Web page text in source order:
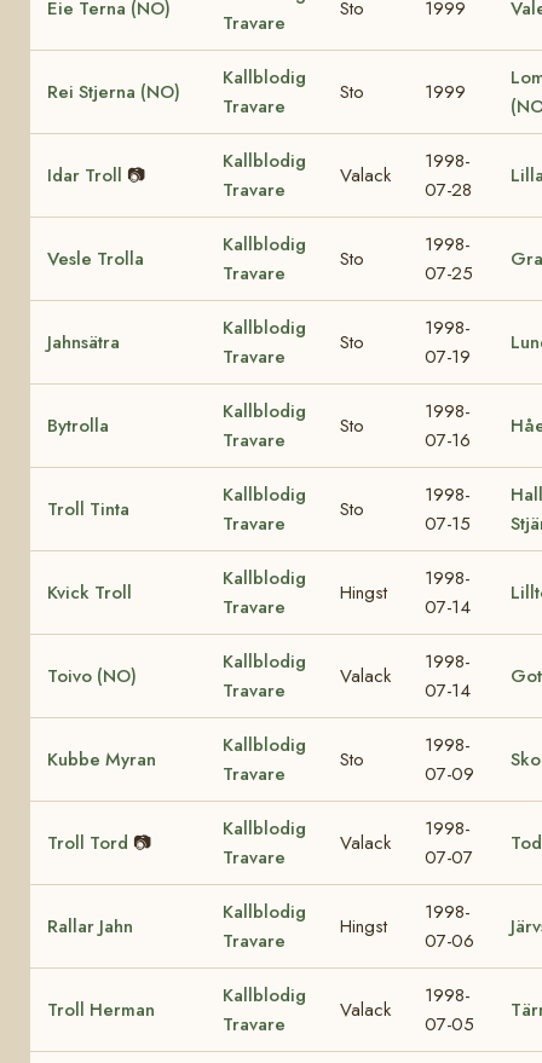
Eie Terna (NO)
Travare
Sto 1999
Rei Stjerna (NO)
Kallblodig
Travare
Sto 1999
Idar Troll 📷
Kallblodig
Travare
Valack
1998-
07-28
Vesle Trolla
Kallblodig
Travare
Sto
1998-
07-25
Jahnsätra
Kallblodig
Travare
Sto
1998-
07-19
Bytrolla
Kallblodig
Travare
Sto
1998-
07-16
Troll Tinta
Kallblodig
Travare
Sto
1998-
07-15
Kvick Troll
Kallblodig
Travare
Hingst
1998-
07-14
Toivo (NO)
Kallblodig
Travare
Valack
1998-
07-14
Kubbe Myran
Kallblodig
Travare
Sto
1998-
07-09
Troll Tord 📷
Kallblodig
Travare
Valack
1998-
07-07
Rallar Jahn
Kallblodig
Travare
Hingst
1998-
07-06
Troll Herman
Kallblodig
Travare
Valack
1998-
07-05